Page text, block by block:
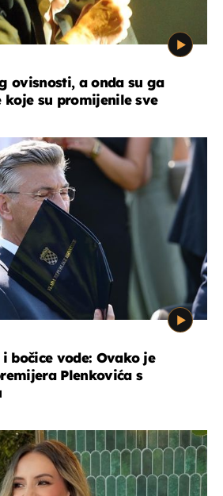
ovisnosti, a onda su ga
koje su promijenile sve
bočice vode: Ovako je
Plenkovića s